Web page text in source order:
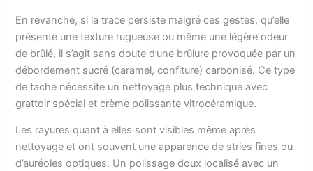
En revanche, si la trace persiste malgré ces gestes, qu’elle
présente une texture rugueuse ou même une légère odeur
de brûlé, il s’agit sans doute d’une brûlure provoquée par un
débordement sucré (caramel, confiture) carbonisé. Ce type
de tache nécessite un nettoyage plus technique avec
grattoir spécial et crème polissante vitrocéramique.
Les rayures quant à elles sont visibles même après
nettoyage et ont souvent une apparence de stries fines ou
d’auréoles optiques. Un polissage doux localisé avec un